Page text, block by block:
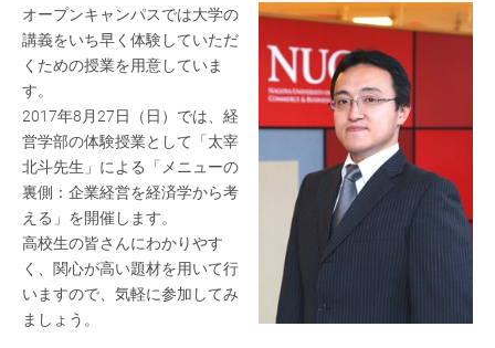
オープンキャンパスでは大学の
講義をいち早く体験していただ
くための授業を用意していま
す。
2017年8月27日（日）では、経
営学部の体験授業として「太宰
北斗先生」による「メニューの
裏側：企業経営を経済学から考
える」を開催します。
高校生の皆さんにわかりやす
く、関心が高い題材を用いて行
いますので、気軽に参加してみ
ましょう。